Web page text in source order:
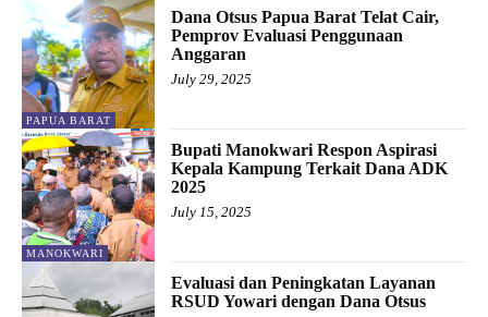
PAPUA BARAT
Dana Otsus Papua Barat Telat Cair,
Pemprov Evaluasi Penggunaan
Anggaran
July 29, 2025
MANOKWARI
Bupati Manokwari Respon Aspirasi
Kepala Kampung Terkait Dana ADK
2025
July 15, 2025
Evaluasi dan Peningkatan Layanan
RSUD Yowari dengan Dana Otsus